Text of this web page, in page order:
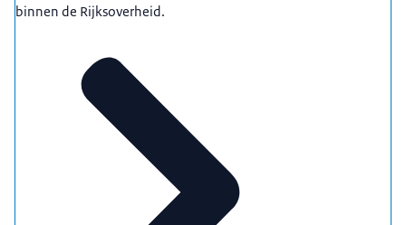
binnen de Rijksoverheid.